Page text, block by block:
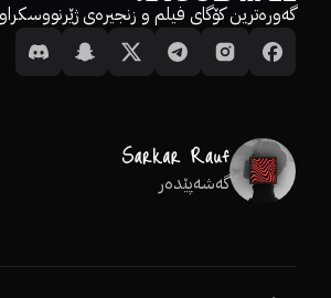
گەورەترین کۆگای فیلم و زنجیرەی
گەشەپێدەر